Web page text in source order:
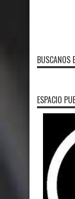
BUSCANOS
ESPACIO